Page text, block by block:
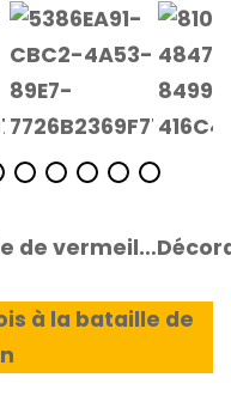
de
à la bataille de